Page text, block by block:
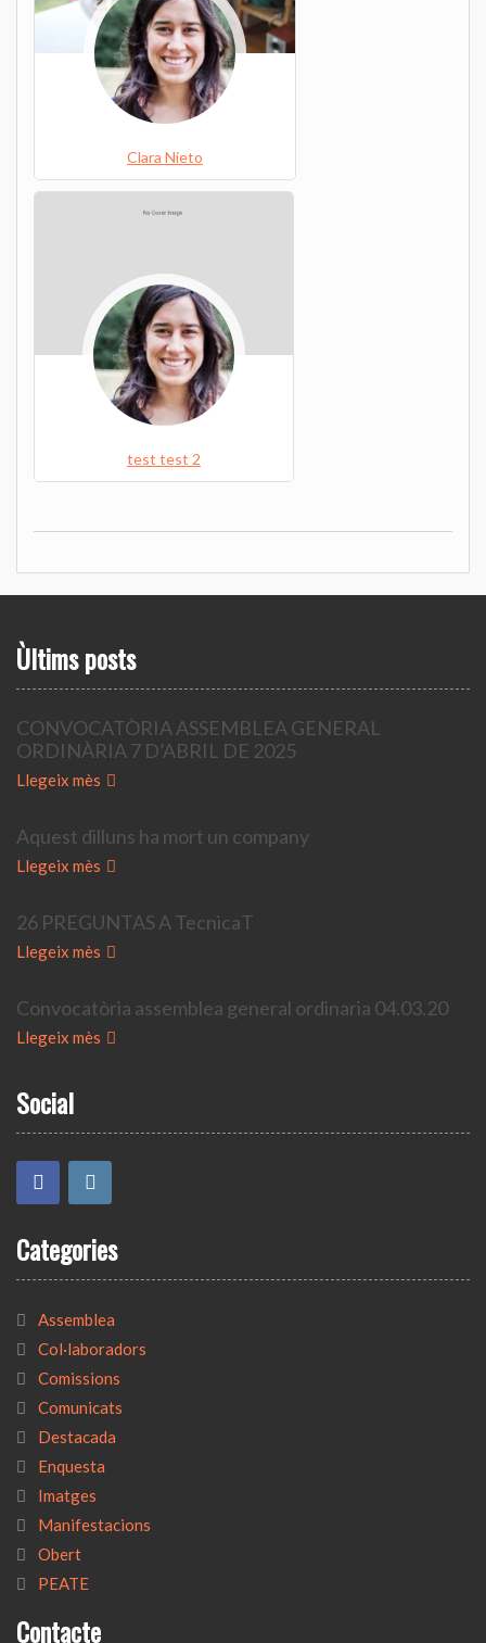
Clara Nieto
test test 2
Ùltims posts
CONVOCATÒRIA ASSEMBLEA GENERAL
ORDINÀRIA 7 D’ABRIL DE 2025
Llegeix mès
Aquest dilluns ha mort un company
Llegeix mès
26 PREGUNTAS A TecnicaT
Llegeix mès
Convocatòria assemblea general ordinaria 04.03.20
Llegeix mès
Social
Categories
Assemblea
Col·laboradors
Comissions
Comunicats
Destacada
Enquesta
Imatges
Manifestacions
Obert
PEATE
Contacte